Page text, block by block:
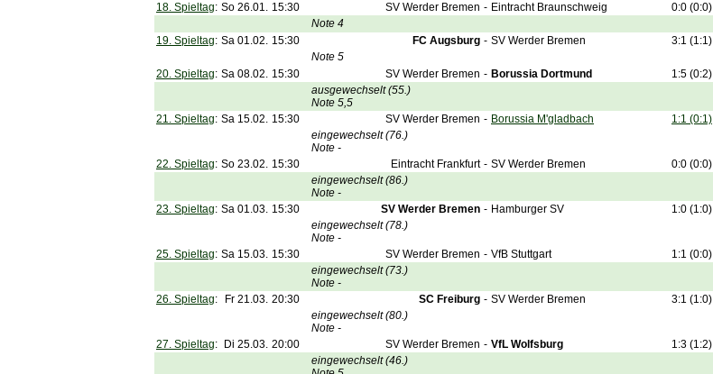
18. Spieltag: So 26.01. 15:30 SV Werder Bremen - Eintracht Braunschweig
0:0 (0:0)
Note 4
19. Spieltag: Sa 01.02. 15:30 FC Augsburg - SV Werder Bremen
3:1 (1:1)
Note 5
20. Spieltag: Sa 08.02. 15:30 SV Werder Bremen - Borussia Dortmund
1:5 (0:2)
ausgewechselt (55.)
Note 5,5
21. Spieltag: Sa 15.02. 15:30 SV Werder Bremen - Borussia M'gladbach
1:1 (0:1)
eingewechselt (76.)
Note -
22. Spieltag: So 23.02. 15:30 Eintracht Frankfurt - SV Werder Bremen
0:0 (0:0)
eingewechselt (86.)
Note -
23. Spieltag: Sa 01.03. 15:30 SV Werder Bremen - Hamburger SV
1:0 (1:0)
eingewechselt (78.)
Note -
25. Spieltag: Sa 15.03. 15:30 SV Werder Bremen - VfB Stuttgart
1:1 (0:0)
eingewechselt (73.)
Note -
26. Spieltag: Fr 21.03. 20:30 SC Freiburg - SV Werder Bremen
3:1 (1:0)
eingewechselt (80.)
Note -
27. Spieltag: Di 25.03. 20:00 SV Werder Bremen - VfL Wolfsburg
1:3 (1:2)
eingewechselt (46.)